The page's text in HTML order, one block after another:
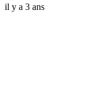
il y a 3 ans